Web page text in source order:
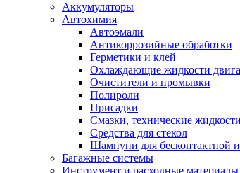
Аккумуляторы
Автохимия
Автоэмали
Антикоррозийные обработки
Герметики и клей
Охлаждающие жидкости
Очистители и промывки
Полироли
Присадки
Смазки, технические
Средства для стекол
Шампуни для бесконтактной
Багажные системы
Инструмент и расходные материалы